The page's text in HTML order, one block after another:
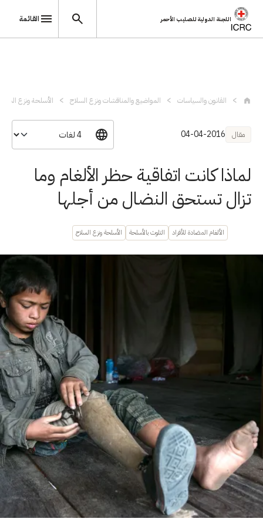
اللجنة الدولية للصليب الأحمر القائمة
القانون والسياسات المواضيع والمناقشات ونزع السلاح الأسلحة ونزع
مقال 04-04-2016
لماذا كانت اتفاقية حظر الألغام وما
تزال تستحق النضال من أجلها
الألغام المضادة للأفراد التلوث بالأسلحة الأسلحة ونزع السلاح